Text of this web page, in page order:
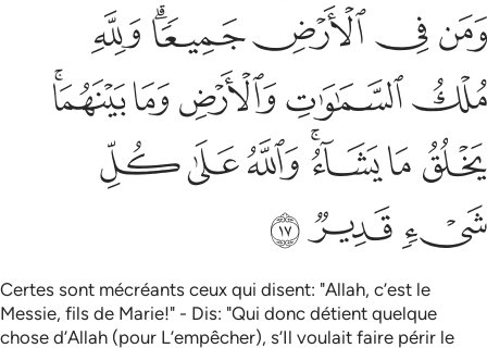
ﲡﲢﲣﲤﲥﲦ
ﲧﲨﲩﲪﲫﲬ
ﲭﲮﲯﲰﲱﲲﲳ
ﲴﲵﲶ
Certes sont mécréants ceux qui disent: "Allah, c’est le
Messie, fils de Marie!" - Dis: "Qui donc détient quelque
chose d’Allah (pour L’empêcher), s’Il voulait faire périr le